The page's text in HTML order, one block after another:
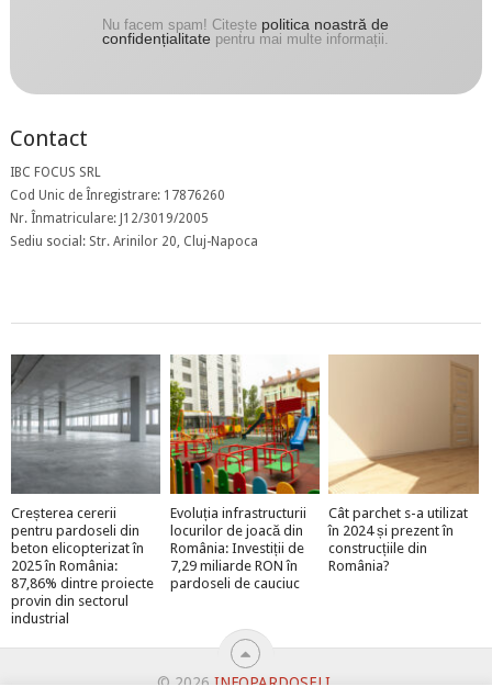
Nu facem spam! Citește politica noastră de
confidențialitate pentru mai multe informații.
Contact
IBC FOCUS SRL
Cod Unic de Înregistrare: 17876260
Nr. Înmatriculare: J12/3019/2005
Sediu social: Str. Arinilor 20, Cluj-Napoca
Creșterea cererii
pentru pardoseli din
beton elicopterizat în
2025 în România:
87,86% dintre proiecte
provin din sectorul
industrial
Evoluția infrastructurii
locurilor de joacă din
România: Investiții de
7,29 miliarde RON în
pardoseli de cauciuc
Cât parchet s-a utilizat
în 2024 și prezent în
construcțiile din
România?
© 2026INFOPARDOSELI.